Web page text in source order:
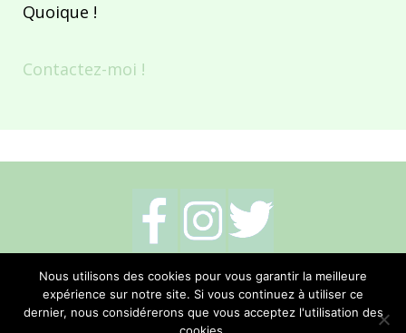
Quoique !
Contactez-moi !
Mentions légales- Politique de cookies-
Me contacter
Nous utilisons des cookies pour vous garantir la meilleure
expérience sur notre site. Si vous continuez à utiliser ce
dernier, nous considérerons que vous acceptez l'utilisation des